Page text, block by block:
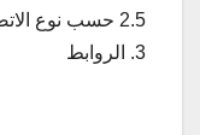
2.5 حسب نوع الاتصال
3. الروابط